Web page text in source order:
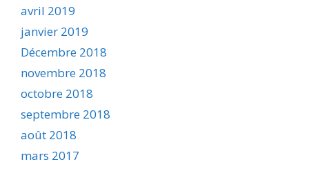
avril 2019
janvier 2019
Décembre 2018
novembre 2018
octobre 2018
septembre 2018
août 2018
mars 2017